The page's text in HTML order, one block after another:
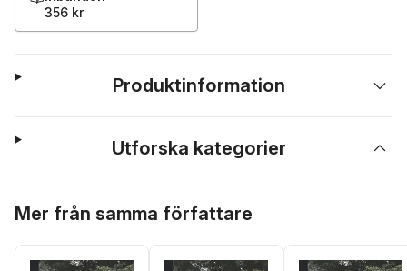
356 kr
Produktinformation
Utforska kategorier
Mer från samma författare